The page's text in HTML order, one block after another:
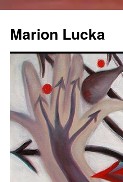
Marion Lucka